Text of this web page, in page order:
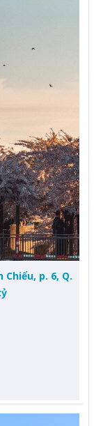
p. 6, Q.